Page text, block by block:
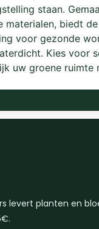
staan.
materialen, biedt
voor gezonde
Kies voor
uw groene ruimte
levert planten en